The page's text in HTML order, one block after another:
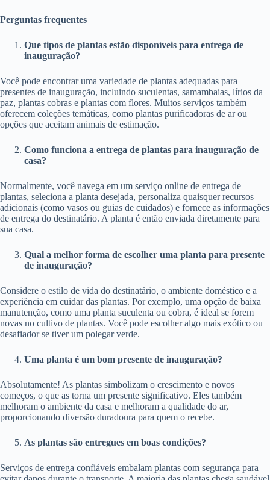
Perguntas frequentes
Que tipos de plantas estão disponíveis para entrega de
inauguração?
Você pode encontrar uma variedade de plantas adequadas para
presentes de inauguração, incluindo suculentas, samambaias, lírios da
paz, plantas cobras e plantas com flores. Muitos serviços também
oferecem coleções temáticas, como plantas purificadoras de ar ou
opções que aceitam animais de estimação.
Como funciona a entrega de plantas para inauguração de
casa?
Normalmente, você navega em um serviço online de entrega de
plantas, seleciona a planta desejada, personaliza quaisquer recursos
adicionais (como vasos ou guias de cuidados) e fornece as informações
de entrega do destinatário. A planta é então enviada diretamente para
sua casa.
Qual a melhor forma de escolher uma planta para presente
de inauguração?
Considere o estilo de vida do destinatário, o ambiente doméstico e a
experiência em cuidar das plantas. Por exemplo, uma opção de baixa
manutenção, como uma planta suculenta ou cobra, é ideal se forem
novas no cultivo de plantas. Você pode escolher algo mais exótico ou
desafiador se tiver um polegar verde.
Uma planta é um bom presente de inauguração?
Absolutamente! As plantas simbolizam o crescimento e novos
começos, o que as torna um presente significativo. Eles também
melhoram o ambiente da casa e melhoram a qualidade do ar,
proporcionando diversão duradoura para quem o recebe.
As plantas são entregues em boas condições?
Serviços de entrega confiáveis ​​embalam plantas com segurança para